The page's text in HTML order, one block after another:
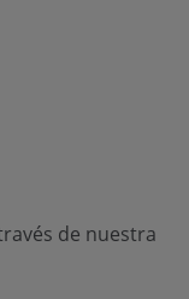
de nuestra